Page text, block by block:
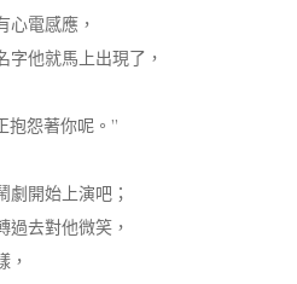
心電感應，
字他就馬上出現了，
抱怨著你呢。”
劇開始上演吧；
過去對他微笑，
，